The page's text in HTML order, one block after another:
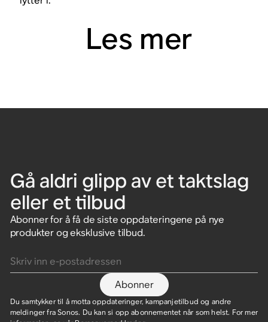
Les mer
Gå aldri glipp av et taktslag
eller et tilbud
Abonner for å få de siste oppdateringene på nye
produkter og eksklusive tilbud.
Abonner
Du samtykker til å motta oppdateringer, kampanjetilbud og andre
meldinger fra Sonos. Du kan si opp abonnementet når som helst. For mer